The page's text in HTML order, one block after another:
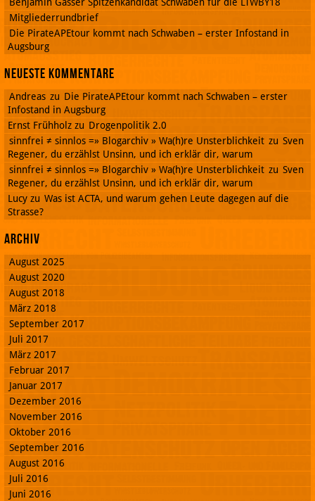
Mitgliederrundbrief
Die PirateAPEtour kommt nach Schwaben – erster Infostand in
Augsburg
Neueste Kommentare
Andreas zu Die PirateAPEtour kommt nach Schwaben – erster
Infostand in Augsburg
Ernst Frühholz zu Drogenpolitik 2.0
sinnfrei ≠ sinnlos =» Blogarchiv » Wa(h)re Unsterblichkeit zu Sven
Regener, du erzählst Unsinn, und ich erklär dir, warum
sinnfrei ≠ sinnlos =» Blogarchiv » Wa(h)re Unsterblichkeit zu Sven
Regener, du erzählst Unsinn, und ich erklär dir, warum
Lucy zu Was ist ACTA, und warum gehen Leute dagegen auf die
Strasse?
Archiv
August 2025
August 2020
August 2018
März 2018
September 2017
Juli 2017
März 2017
Februar 2017
Januar 2017
Dezember 2016
November 2016
Oktober 2016
September 2016
August 2016
Juli 2016
Juni 2016